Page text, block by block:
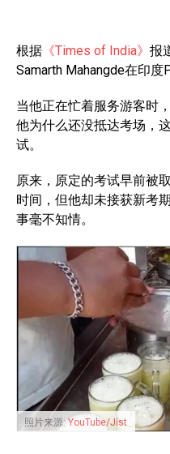
根据 《Times of India》 报
Samarth Mahangde在印度
当他正在忙着服务游客时
他为什么还没抵达考场，
试。
原来，原定的考试早前被
时间，但他却未接获新考
事毫不知情。
照片来源:YouTube/Jist